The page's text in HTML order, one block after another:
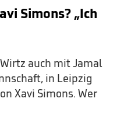
Simons? „Ich
auch mit Jamal
in Leipzig
Xavi Simons. Wer